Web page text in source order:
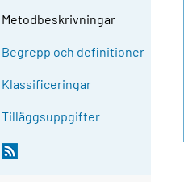
Metodbeskrivningar
Begrepp och definitioner
Klassificeringar
Tilläggsuppgifter